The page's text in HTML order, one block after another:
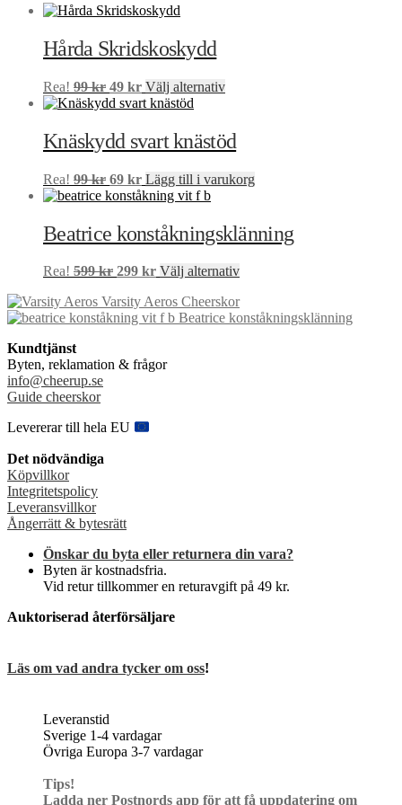
väljas
Hårda Skridskoskydd
Rea! 99kr Det
ursprungliga
var:
99 kr.
49 krDet
nuvarande
49 kr.
Välj alternativDen
har
flera
De
kan
väljas
på
produktsidan
Knäskydd svart knästöd
Rea! 99kr Det
ursprungliga
var:
99 kr.
69 krDet
nuvarande
är:
69 kr.
Lägg till i varukorg
Beatrice konståkningsklänning
Rea! 599kr Det
priset
var:
299 krDet
priset
är:
Välj alternativDen
produkten
har
Varsity Aeros Cheerskor
Beatrice konståkningsklänning
Kundtjänst
Byten, reklamation & frågor
info@cheerup.se
Guide cheerskor
Levererar till hela EU
Det nödvändiga
Köpvillkor
Integritetspolicy
Leveransvillkor
Ångerrätt & bytesrätt
Önskar du byta eller returnera din vara?
Byten är kostnadsfria.
Vid retur tillkommer en returavgift på 49 kr.
Auktoriserad återförsäljare
Läs om vad andra tycker om oss!
Leveranstid
Sverige 1-4 vardagar
Övriga Europa 3-7 vardagar
Tips!
Ladda ner Postnords app för att få uppdatering om